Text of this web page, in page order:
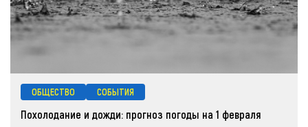
ОБЩЕСТВО СОБЫТИЯ
Похолодание и дожди: прогноз погоды на 1 февраля